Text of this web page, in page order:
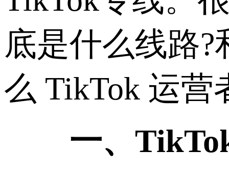
底是什么线路
么 TikTok 运营
一、